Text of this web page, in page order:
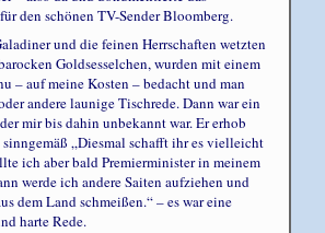
den schönen TV-Sender Bloomberg.
und die feinen Herrschaften wetzten
Goldsesselchen, wurden mit einem
– auf meine Kosten – bedacht und man
andere launige Tischrede. Dann war ein
mir bis dahin unbekannt war. Er erhob
„Diesmal schafft ihr es vielleicht
ich aber bald Premierminister in meinem
werde ich andere Saiten aufziehen und
dem Land schmeißen.“ – es war eine
harte Rede.